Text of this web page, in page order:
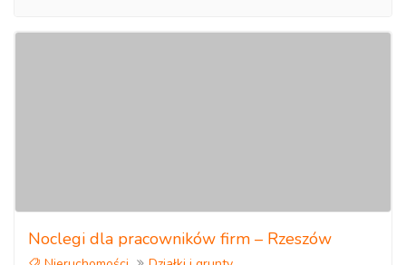
Noclegi dla pracowników firm – Rzeszów